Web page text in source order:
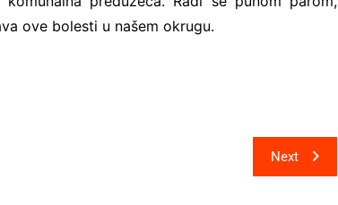
ove bolesti u našem okrugu.
Next